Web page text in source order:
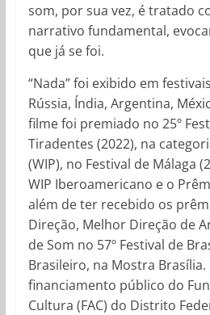
som, por sua vez, é tratado
narrativo fundamental,
que já se foi.
“Nada” foi exibido em
Rússia, Índia, Argentina,
filme foi premiado no 25º
Tiradentes (2022), na
(WIP), no Festival de Málaga
WIP Iberoamericano e o
além de ter recebido os
Direção, Melhor Direção de
de Som no 57º Festival de
Brasileiro, na Mostra
financiamento público do
Cultura (FAC) do Distrito